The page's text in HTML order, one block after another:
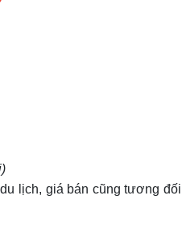
lịch, giá bán cũng tương đối